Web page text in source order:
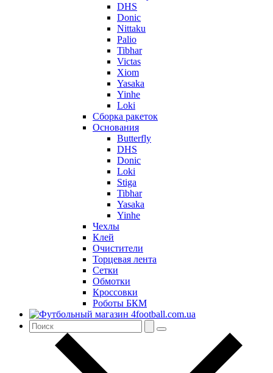
DHS
Donic
Nittaku
Palio
Tibhar
Victas
Xiom
Yasaka
Yinhe
Loki
Сборка ракеток
Основания
Butterfly
DHS
Donic
Loki
Stiga
Tibhar
Yasaka
Yinhe
Чехлы
Клей
Очистители
Торцевая лента
Сетки
Обмотки
Кроссовки
Роботы БКМ